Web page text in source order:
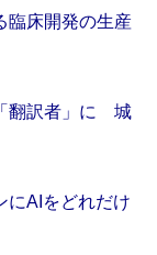
臨床開発の生産
翻訳者」に 城
にAIをどれだけ